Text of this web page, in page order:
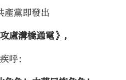
產黨即發出
盧溝橋通電》，
疾呼：